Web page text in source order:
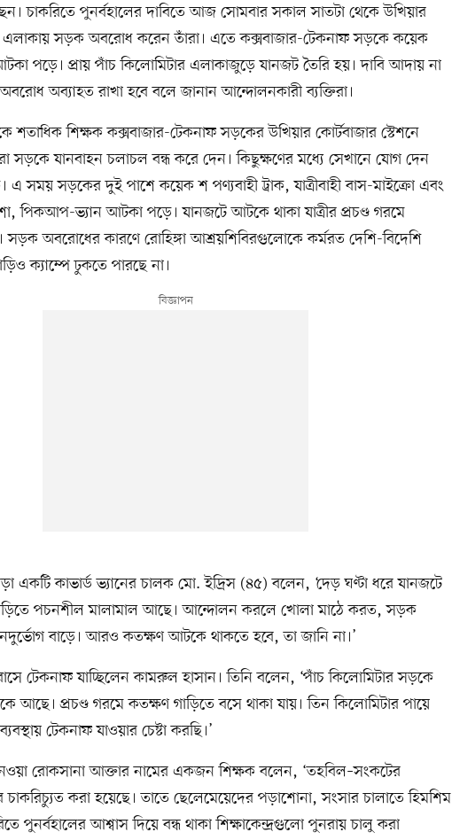
চাকরিতে পুনর্বহালের দাবিতে আজ সোমবার সকাল সাতটা থেকে উখিয়ার
এলাকায় সড়ক অবরোধ করেন তাঁরা। এতে কক্সবাজার-টেকনাফ সড়কে কয়েক
পড়ে। প্রায় পাঁচ কিলোমিটার এলাকাজুড়ে যানজট তৈরি হয়। দাবি আদায় না
অব্যাহত রাখা হবে বলে জানান আন্দোলনকারী ব্যক্তিরা।
শতাধিক শিক্ষক কক্সবাজার-টেকনাফ সড়কের উখিয়ার কোর্টবাজার স্টেশনে
সড়কে যানবাহন চলাচল বন্ধ করে দেন। কিছুক্ষণের মধ্যে সেখানে যোগ দেন
সময় সড়কের দুই পাশে কয়েক শ পণ্যবাহী ট্রাক, যাত্রীবাহী বাস-মাইক্রো এবং
পিকআপ-ভ্যান আটকা পড়ে। যানজটে আটকে থাকা যাত্রীর প্রচণ্ড গরমে
সড়ক অবরোধের কারণে রোহিঙ্গা আশ্রয়শিবিরগুলোকে কর্মরত দেশি-বিদেশি
ক্যাম্পে ঢুকতে পারছে না।
একটি কাভার্ড ভ্যানের চালক মো. ইদ্রিস (৪৫) বলেন, ‘দেড় ঘণ্টা ধরে যানজটে
পচনশীল মালামাল আছে। আন্দোলন করলে খোলা মাঠে করত, সড়ক
বাড়ে। আরও কতক্ষণ আটকে থাকতে হবে, তা জানি না।’
টেকনাফ যাচ্ছিলেন কামরুল হাসান। তিনি বলেন, ‘পাঁচ কিলোমিটার সড়কে
আছে। প্রচণ্ড গরমে কতক্ষণ গাড়িতে বসে থাকা যায়। তিন কিলোমিটার পায়ে
টেকনাফ যাওয়ার চেষ্টা করছি।’
রোকসানা আক্তার নামের একজন শিক্ষক বলেন, ‘তহবিল–সংকটের
করা হয়েছে। তাতে ছেলেমেয়েদের পড়াশোনা, সংসার চালাতে হিমশিম
পুনর্বহালের আশ্বাস দিয়ে বন্ধ থাকা শিক্ষাকেন্দ্রগুলো পুনরায় চালু করা